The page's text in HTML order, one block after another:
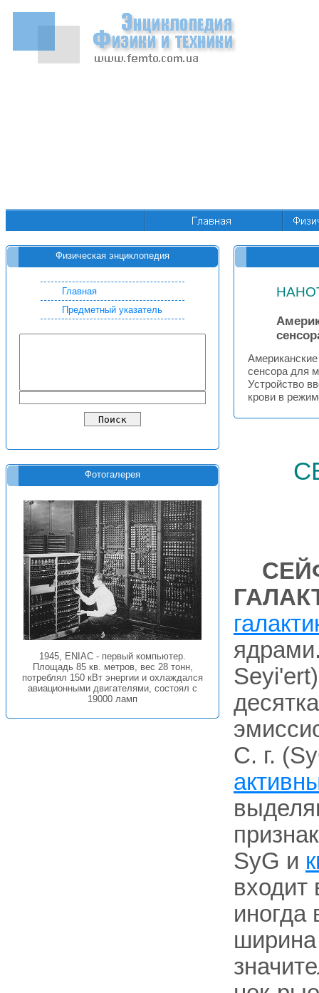
Физическая энциклопедия
Главная
Предметный указатель
Фотогалерея
1945, ENIAC - первый компьютер.
Площадь 85 кв. метров, вес 28 тонн,
потреблял 150 кВт энергии и охлаждался
авиационными двигателями, состоял с
19000 ламп
сенсора для
Устройство
крови в
С. г.
SyG и
входит
иногда
ширина